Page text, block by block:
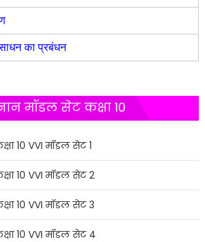
का प्रबंधन
मॉडल सेट कक्षा 10
10 VVI मॉडल सेट 1
10 VVI मॉडल सेट 2
10 VVI मॉडल सेट 3
10 VVI मॉडल सेट 4